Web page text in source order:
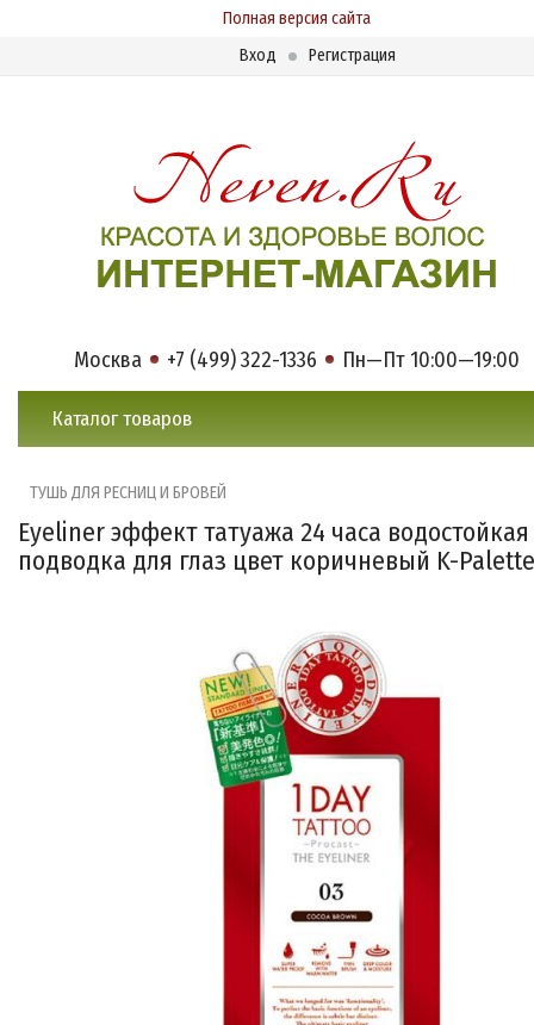
Полная версия сайта
Вход
Регистрация
Москва +7 (499) 322-1336 Пн—Пт 10:00—19:00
Каталог товаров
ТУШЬ ДЛЯ РЕСНИЦ И БРОВЕЙ
Eyeliner эффект татуажа 24 часа водостойкая
подводка для глаз цвет коричневый K-Palette